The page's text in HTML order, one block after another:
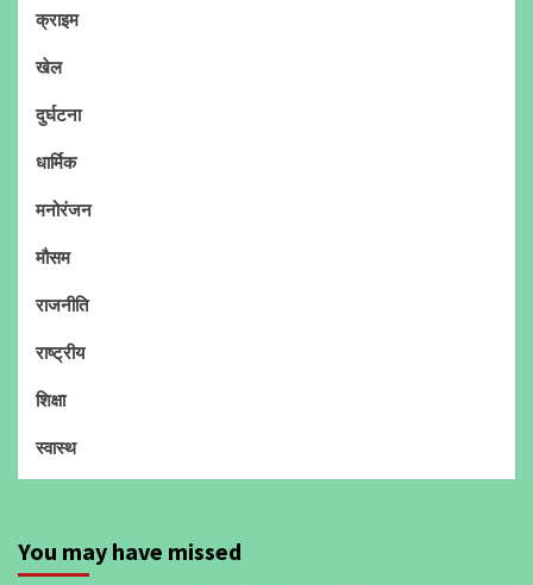
क्राइम
खेल
दुर्घटना
धार्मिक
मनोरंजन
मौसम
राजनीति
राष्ट्रीय
शिक्षा
स्वास्थ
You may have missed